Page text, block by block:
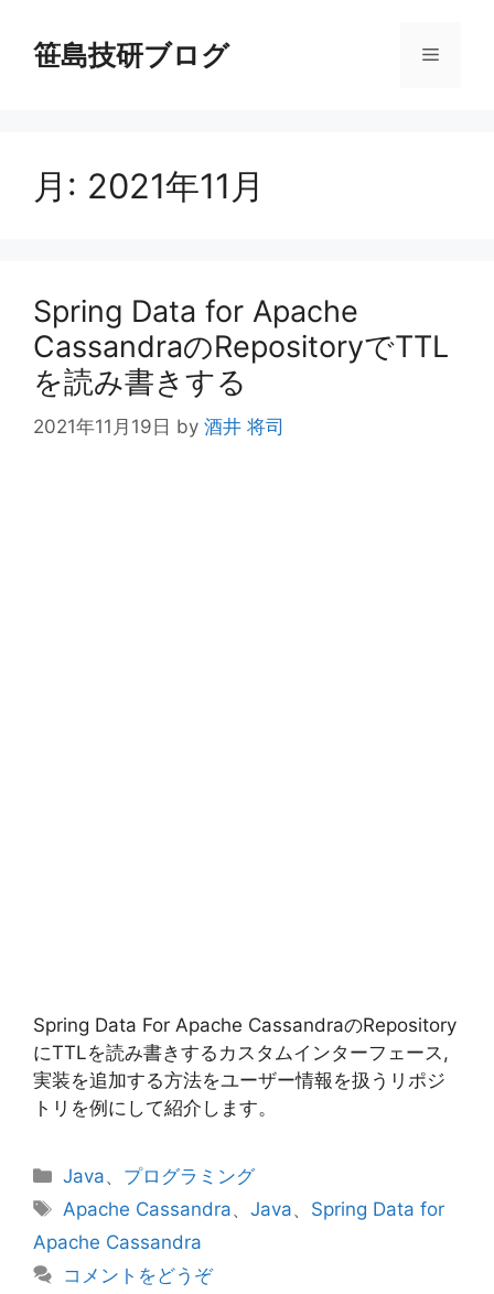
笹島技研ブログ メ
月: 2021年11月
Spring Data for Apache
CassandraのRepositoryでTTL
を読み書きする
2021年11月19日 by 酒井 将司
Spring Data For Apache CassandraのRepository
にTTLを読み書きするカスタムインターフェース,
実装を追加する方法をユーザー情報を扱うリポジ
トリを例にして紹介します。
カ
テ
ゴ
リ
ー
Java、 プログラミング
タ
グ
Apache Cassandra、Java、 Spring Data for
Apache Cassandra
コメントをどうぞ